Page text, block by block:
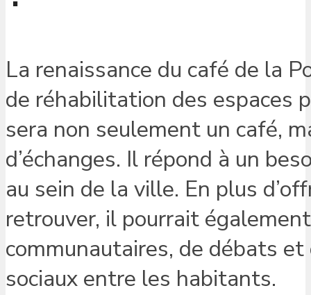
La renaissance du café de la
de réhabilitation des espaces
sera non seulement un café,
d’échanges. Il répond à un
au sein de la ville. En plus
retrouver, il pourrait
communautaires, de débats
sociaux entre les habitants.